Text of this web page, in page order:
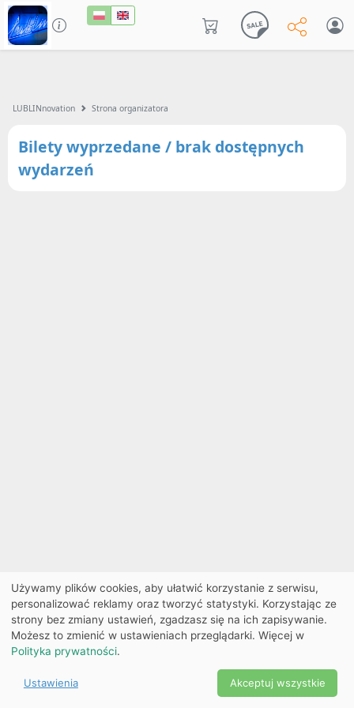
LUBLINnovation Strona organizatora
Bilety wyprzedane / brak dostępnych
wydarzeń
Ekobilet2026 |
Ustawienia
cookies
2026
Używamy plików cookies, aby ułatwić korzystanie z serwisu,
personalizować reklamy oraz tworzyć statystyki. Korzystając ze
strony bez zmiany ustawień, zgadzasz się na ich zapisywanie.
Możesz to zmienić w ustawieniach przeglądarki. Więcej w
Polityka prywatności.
Ustawienia Akceptuj wszystkie